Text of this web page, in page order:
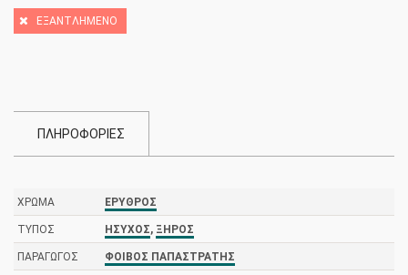
ΕΞΑΝΤΛΗΜΈΝΟ
ΠΛΗΡΟΦΟΡΙΕΣ
ΧΡΏΜΑ ΕΡΥΘΡΌΣ
ΤΎΠΟΣ ΉΣΥΧΟΣ, ΞΗΡΌΣ
ΠΑΡΑΓΩΓΌΣ ΦΟΊΒΟΣ ΠΑΠΑΣΤΡΑΤΉΣ